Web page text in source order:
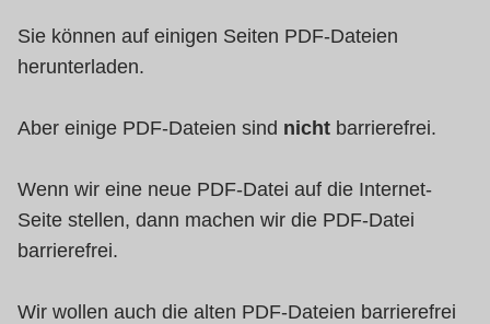
Sie können auf einigen Seiten PDF-Dateien
herunterladen.
Aber einige PDF-Dateien sind nicht barrierefrei.
Wenn wir eine neue PDF-Datei auf die Internet-
Seite stellen, dann machen wir die PDF-Datei
barrierefrei.
Wir wollen auch die alten PDF-Dateien barrierefrei